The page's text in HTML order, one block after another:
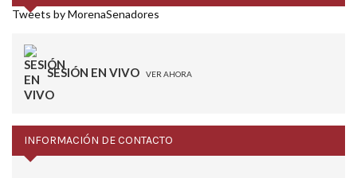
Tweets by MorenaSenadores
SESIÓN EN VIVO VER AHORA
INFORMACIÓN DE CONTACTO